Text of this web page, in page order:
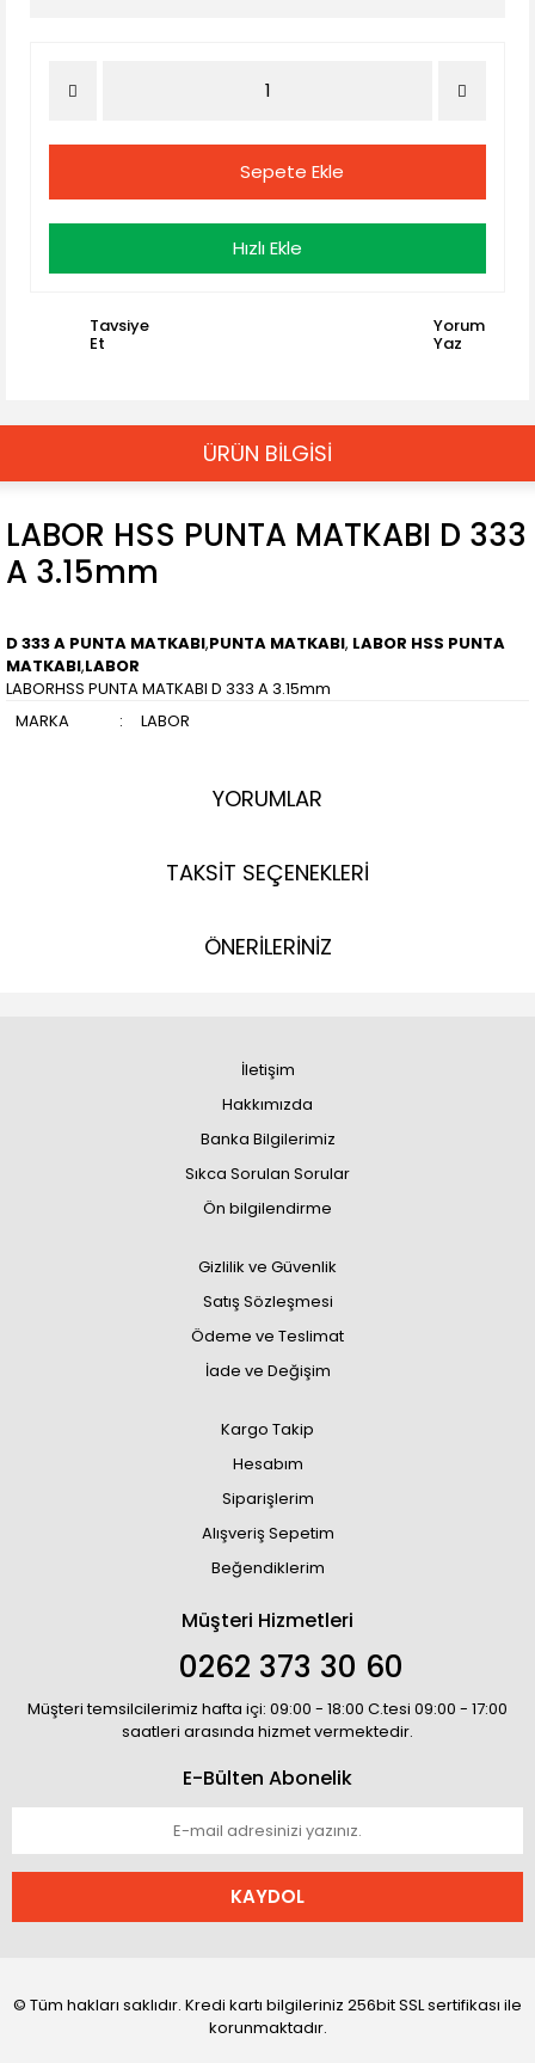
Sepete Ekle
Hızlı Ekle
Tavsiye
Et
Yorum
Yaz
ÜRÜN BİLGİSİ
LABOR HSS PUNTA MATKABI D 333
A 3.15mm
D 333 A PUNTA MATKABI,PUNTA MATKABI, LABOR HSS PUNTA
MATKABI,LABOR
LABORHSS PUNTA MATKABI D 333 A 3.15mm
MARKA
: LABOR
YORUMLAR
TAKSİT SEÇENEKLERİ
ÖNERİLERİNİZ
İletişim
Hakkımızda
Banka Bilgilerimiz
Sıkca Sorulan Sorular
Ön bilgilendirme
Gizlilik ve Güvenlik
Satış Sözleşmesi
Ödeme ve Teslimat
İade ve Değişim
Kargo Takip
Hesabım
Siparişlerim
Alışveriş Sepetim
Beğendiklerim
Müşteri Hizmetleri
0262 373 30 60
Müşteri temsilcilerimiz hafta içi: 09:00 - 18:00 C.tesi 09:00 - 17:00
saatleri arasında hizmet vermektedir.
E-Bülten Abonelik
KAYDOL
© Tüm hakları saklıdır. Kredi kartı bilgileriniz 256bit SSL sertifikası ile
korunmaktadır.